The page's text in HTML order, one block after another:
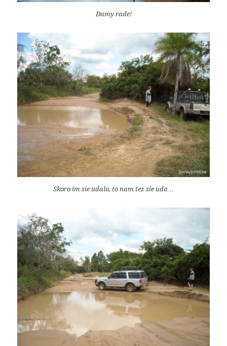
Damy rade!
Skoro im sie udalo, to nam tez sie uda…